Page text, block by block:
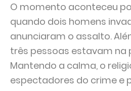
O momento aconteceu
quando dois homens
anunciaram o assalto.
três pessoas estavam na
Mantendo a calma, o
espectadores do crime e